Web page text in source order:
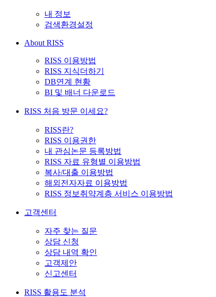
내 정보
검색환경설정
About RISS
RISS 이용방법
RISS 지식더하기
DB연계 현황
BI 및 배너 다운로드
RISS 처음 방문 이세요?
RISS란?
RISS 이용권한
내 관심논문 등록방법
RISS 자료 유형별 이용방법
복사/대출 이용방법
해외전자자료 이용방법
RISS 정보취약계층 서비스 이용방법
고객센터
자주 찾는 질문
상담 신청
상담 내역 확인
고객제안
신고센터
RISS 활용도 분석